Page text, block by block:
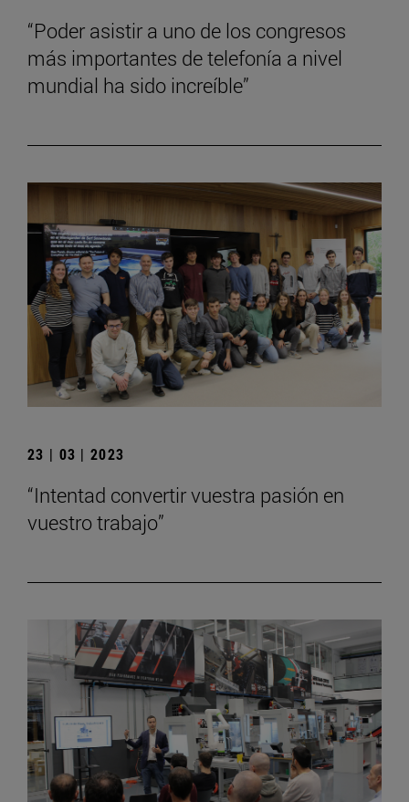
“Poder asistir a uno de los congresos
más importantes de telefonía a nivel
mundial ha sido increíble”
23 | 03 | 2023
“Intentad convertir vuestra pasión en
vuestro trabajo”